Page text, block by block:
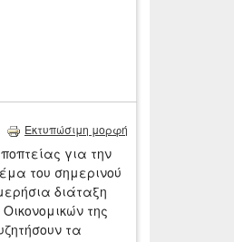
Εκτυπώσιμη μορφή
για την
του σημερινού
διάταξη
της
τα